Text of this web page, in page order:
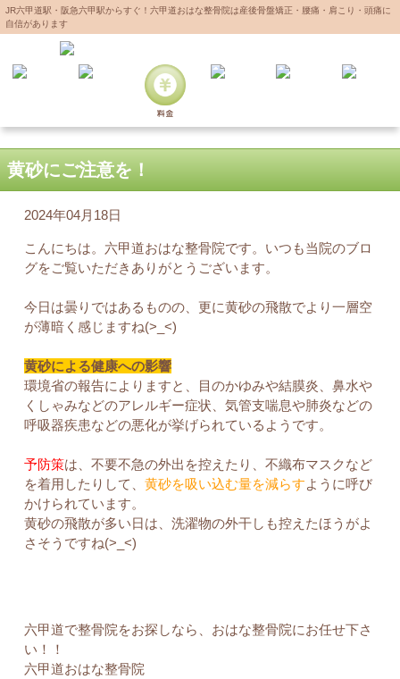
JR六甲道駅・阪急六甲駅からすぐ！六甲道おはな整骨院は産後骨盤矯正・腰痛・肩こり・頭痛に
自信があります
黄砂にご注意を！
2024年04月18日
こんにちは。六甲道おはな整骨院です。いつも当院のブロ
グをご覧いただきありがとうございます。
今日は曇りではあるものの、更に黄砂の飛散でより一層空
が薄暗く感じますね(>_<)
黄砂による健康への影響
環境省の報告によりますと、目のかゆみや結膜炎、鼻水や
くしゃみなどのアレルギー症状、気管支喘息や肺炎などの
呼吸器疾患などの悪化が挙げられているようです。
予防策は、不要不急の外出を控えたり、不織布マスクなど
を着用したりして、 黄砂を吸い込む量を減らすように呼び
かけられています。
黄砂の飛散が多い日は、洗濯物の外干しも控えたほうがよ
さそうですね(>_<)
六甲道で整骨院をお探しなら、おはな整骨院にお任せ下さ
い！！
六甲道おはな整骨院